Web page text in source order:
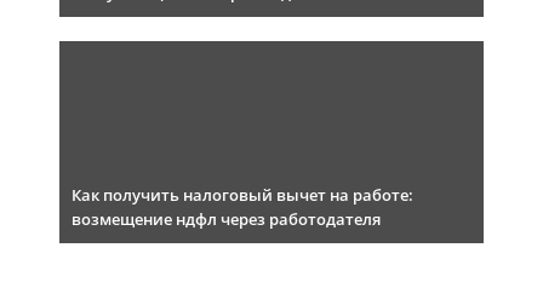
Как получить налоговый вычет на работе:
возмещение ндфл через работодателя